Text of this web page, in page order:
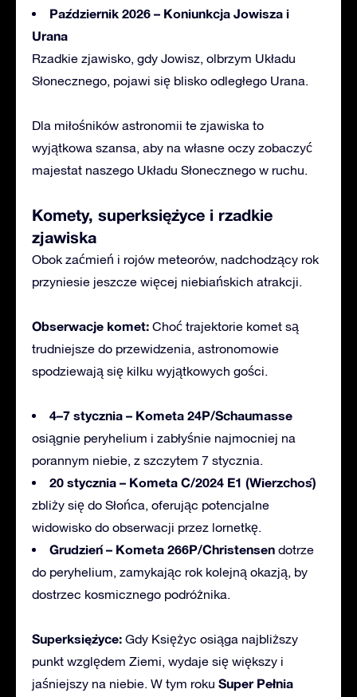
Październik 2026 – Koniunkcja Jowisza i
Urana
Rzadkie zjawisko, gdy Jowisz, olbrzym Układu
Słonecznego, pojawi się blisko odległego Urana.
Dla miłośników astronomii te zjawiska to
wyjątkowa szansa, aby na własne oczy zobaczyć
majestat naszego Układu Słonecznego w ruchu.
Komety, superksiężyce i rzadkie
zjawiska
Obok zaćmień i rojów meteorów, nadchodzący rok
przyniesie jeszcze więcej niebiańskich atrakcji.
Obserwacje komet: Choć trajektorie komet są
trudniejsze do przewidzenia, astronomowie
spodziewają się kilku wyjątkowych gości.
4–7 stycznia – Kometa 24P/Schaumasse
osiągnie peryhelium i zabłyśnie najmocniej na
porannym niebie, z szczytem 7 stycznia.
20 stycznia – Kometa C/2024 E1 (Wierzchoś)
zbliży się do Słońca, oferując potencjalne
widowisko do obserwacji przez lornetkę.
Grudzień – Kometa 266P/Christensen dotrze
do peryhelium, zamykając rok kolejną okazją, by
dostrzec kosmicznego podróżnika.
Superksiężyce: Gdy Księżyc osiąga najbliższy
punkt względem Ziemi, wydaje się większy i
jaśniejszy na niebie. W tym roku Super Pełnia